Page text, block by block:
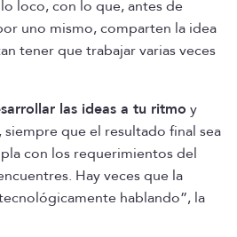
loco, con lo que, antes de
uno mismo, comparten la idea
tener que trabajar varias veces
las ideas a tu ritmo y
que el resultado final sea
con los requerimientos del
Hay veces que la
hablando”, la